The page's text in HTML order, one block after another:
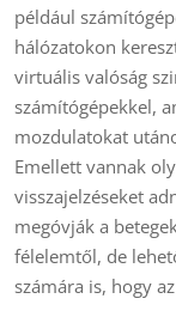
például
hálózatokon
virtuális valóság
számítógépekkel,
mozdulatokat
Emellett vannak
visszajelzéseket
megóvják a
félelemtől, de
számára is, hogy